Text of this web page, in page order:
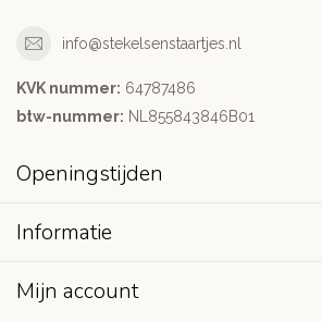
info@stekelsenstaartjes.nl
KVK nummer: 64787486
btw-nummer: NL855843846B01
Openingstijden
Informatie
Mijn account